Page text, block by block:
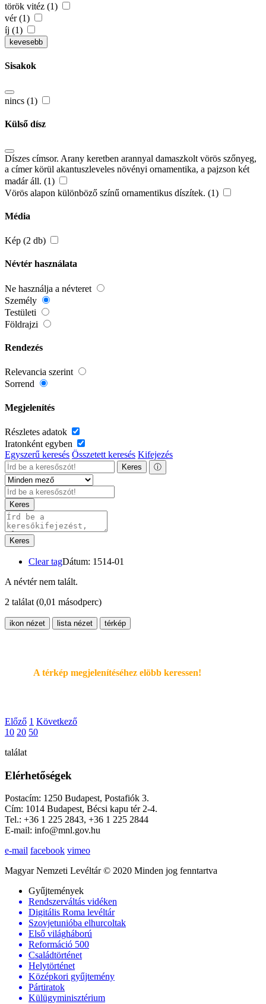
török vitéz (1)
vér (1)
íj (1)
kevesebb
Sisakok
nincs (1)
Külső dísz
Díszes címsor. Arany keretben arannyal damaszkolt vörös szőnyeg,
a címer körül akantuszleveles növényi ornamentika, a pajzson két
madár áll. (1)
Vörös alapon különböző színű ornamentikus díszítek. (1)
Média
Kép (2 db)
Névtér használata
Ne használja a névteret
Személy
Testületi
Földrajzi
Rendezés
Relevancia szerint
Sorrend
Megjelenítés
Részletes adatok
Iratonként egyben
Egyszerű keresés Összetett keresés Kifejezés
Keres ⓘ
Keres
Keres
Clear tagDátum: 1514-01
A névtér nem talált.
2 találat (0,01 másodperc)
ikon nézet lista nézet térkép
A térkép megjelenítéséhez elöbb keressen!
Előző 1 Következő
10 20 50
találat
Elérhetőségek
Postacím: 1250 Budapest, Postafiók 3.
Cím: 1014 Budapest, Bécsi kapu tér 2-4.
Tel.: +36 1 225 2843, +36 1 225 2844
E-mail: info@mnl.gov.hu
e-mail facebook vimeo
Magyar Nemzeti Levéltár © 2020 Minden jog fenntartva
Gyűjtemények
Rendszerváltás vidéken
Digitális Roma levéltár
Szovjetunióba elhurcoltak
Első világháború
Reformáció 500
Családtörténet
Helytörténet
Középkori gyűjtemény
Pártiratok
Külügyminisztérium